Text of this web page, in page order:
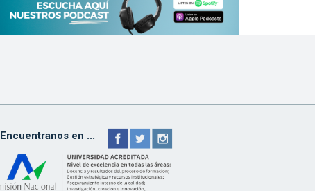
Encuentranos en ...